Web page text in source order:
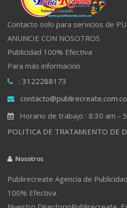
Contacto solo para servicios de
ANUNCIE CON NOSOTROS
Publicidad 100% Efectiva
Para más información
: 3122288173
contacto@publirecreate.com.co
Horario de trabajo : 8:30 am -
POLITICA DE TRATAMIENTO DE
Nosotros
Publirecreate Agencia de
100% Efectiva.